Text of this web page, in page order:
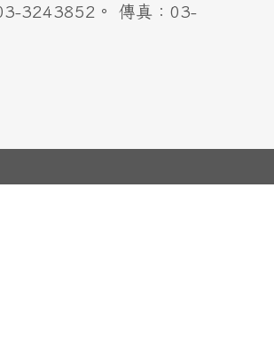
3243852。 傳真：03-